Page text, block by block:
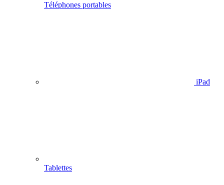
Téléphones portables
iPad
Tablettes